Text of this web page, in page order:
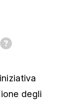
degli